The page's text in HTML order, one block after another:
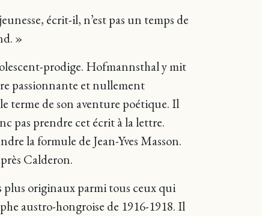
écrit-il, n’est pas un temps de
»
prodige. Hofmannsthal y mit
passionnante et nullement
terme de son aventure poétique. Il
pas prendre cet écrit à la lettre.
la formule de Jean-Yves Masson.
Calderon.
plus originaux parmi tous ceux qui
austro-hongroise de 1916-1918. Il